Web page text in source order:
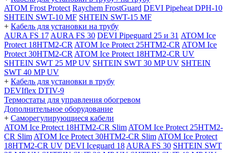
ATOM Frost Protect Raychem FrostGuard DEVI Pipeheat DPH-10
SHTEIN SWT-10 MF SHTEIN SWT-15 MF
+ Кабель для установки на трубу
AURA FS 17 AURA FS 30 DEVI Pipeguard 25 и 31 ATOM Ice
Protect 18HTM2-CR ATOM Ice Protect 25HTM2-CR ATOM Ice
Protect 30HTM2-CR ATOM Ice Protect 18HTM2-CR UV
SHTEIN SWT 25 MP UV SHTEIN SWT 30 MP UV SHTEIN
SWT 40 MP UV
+ Кабель для установки в трубу
DEVIflex DTIV-9
Термостаты для управления обогревом
Дополнительное оборудование
+ Саморегулирующиеся кабели
ATOM Ice Protect 18HTM2-CR Slim ATOM Ice Protect 25HTM2-
CR Slim ATOM Ice Protect 30HTM2-CR Slim ATOM Ice Protect
18HTM2-CR UV DEVI Iceguard 18 AURA FS 30 SHTEIN SWT